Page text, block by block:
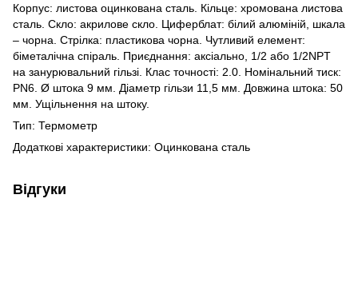
Корпус: листова оцинкована сталь. Кільце: хромована листова
сталь. Скло: акрилове скло. Циферблат: білий алюміній, шкала
– чорна. Стрілка: пластикова чорна. Чутливий елемент:
біметалічна спіраль. Приєднання: аксіально, 1/2 або 1/2NPT
на занурювальний гільзі. Клас точності: 2.0. Номінальний тиск:
PN6. Ø штока 9 мм. Діаметр гільзи 11,5 мм. Довжина штока: 50
мм. Ущільнення на штоку.
Тип: Термометр
Додаткові характеристики: Оцинкована сталь
Відгуки